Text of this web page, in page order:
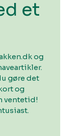
et
og
gøre det
og
ventetid!